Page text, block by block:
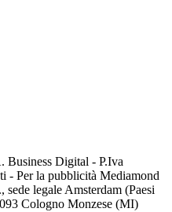
Business Digital - P.Iva
- Per la pubblicità Mediamond
legale Amsterdam (Paesi
Cologno Monzese (MI)